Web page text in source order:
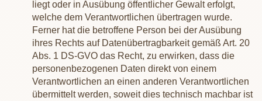
liegt oder in Ausübung öffentlicher Gewalt erfolgt,
welche dem Verantwortlichen übertragen wurde.
Ferner hat die betroffene Person bei der Ausübung
ihres Rechts auf Datenübertragbarkeit gemäß Art. 20
Abs. 1 DS-GVO das Recht, zu erwirken, dass die
personenbezogenen Daten direkt von einem
Verantwortlichen an einen anderen Verantwortlichen
übermittelt werden, soweit dies technisch machbar ist